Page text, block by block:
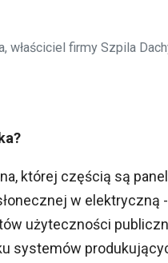
właściciel firmy Szpila
której częścią są
w
użyteczności
systemów